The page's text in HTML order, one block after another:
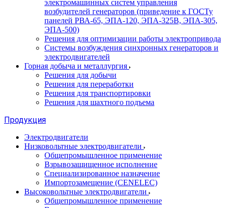
электромашинных систем управления
возбудителей генераторов (приведение к ГОСТу
панелей РВА-65, ЭПА-120, ЭПА-325В, ЭПА-305,
ЭПА-500)
Решения для оптимизации работы электропривода
Системы возбуждения синхронных генераторов и
электродвигателей
Горная добыча и металлургия
Решения для добычи
Решения для переработки
Решения для транспортировки
Решения для шахтного подъема
Продукция
Электродвигатели
Низковольтные электродвигатели
Общепромышленное применение
Взрывозащищенное исполнение
Специализированное назначение
Импортозамещение (CENELEC)
Высоковольтные электродвигатели
Общепромышленное применение